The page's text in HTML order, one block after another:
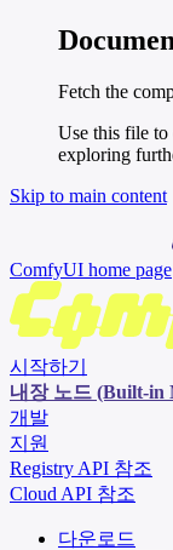
Fetch the
Use this file to
exploring
Skip to main content
ComfyUI home page
시작하기
내장 노드 (Built-in
개발
지원
Registry API 참조
Cloud API 참조
다운로드